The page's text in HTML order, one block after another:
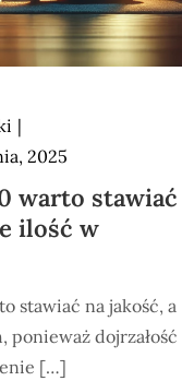
2025
warto stawiać
ilość w
stawiać na jakość, a
ponieważ dojrzałość
[…]